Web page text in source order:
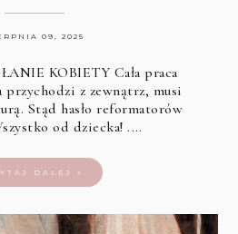
09, 2025
KOBIETY Cała praca
przychodzi z zewnątrz, musi
Stąd hasło reformatorów
od dziecka! .…
DALEJ »